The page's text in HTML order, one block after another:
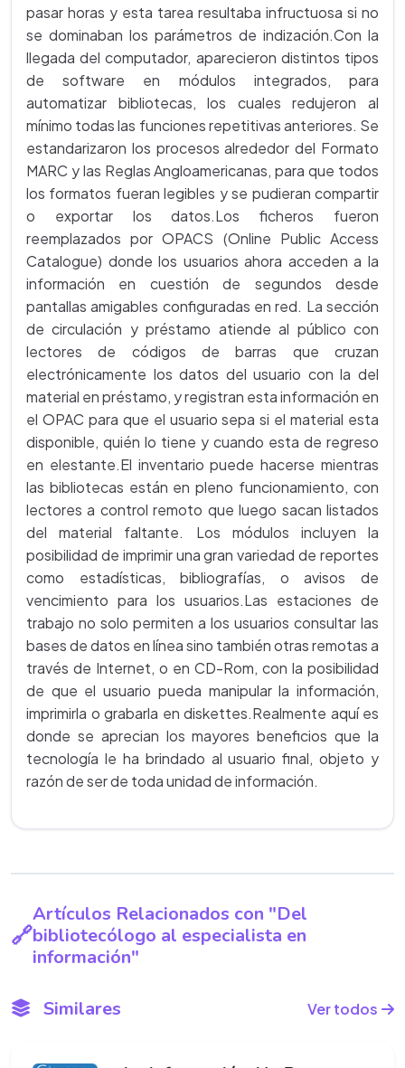
pasar horas y esta tarea resultaba infructuosa si no
se dominaban los parámetros de indización.Con la
llegada del computador, aparecieron distintos tipos
de software en módulos integrados, para
automatizar bibliotecas, los cuales redujeron al
mínimo todas las funciones repetitivas anteriores. Se
estandarizaron los procesos alrededor del Formato
MARC y las Reglas Angloamericanas, para que todos
los formatos fueran legibles y se pudieran compartir
o exportar los datos.Los ficheros fueron
reemplazados por OPACS (Online Public Access
Catalogue) donde los usuarios ahora acceden a la
información en cuestión de segundos desde
pantallas amigables configuradas en red. La sección
de circulación y préstamo atiende al público con
lectores de códigos de barras que cruzan
electrónicamente los datos del usuario con la del
material en préstamo, y registran esta información en
el OPAC para que el usuario sepa si el material esta
disponible, quién lo tiene y cuando esta de regreso
en elestante.El inventario puede hacerse mientras
las bibliotecas están en pleno funcionamiento, con
lectores a control remoto que luego sacan listados
del material faltante. Los módulos incluyen la
posibilidad de imprimir una gran variedad de reportes
como estadísticas, bibliografías, o avisos de
vencimiento para los usuarios.Las estaciones de
trabajo no solo permiten a los usuarios consultar las
bases de datos en línea sino también otras remotas a
través de Internet, o en CD-Rom, con la posibilidad
de que el usuario pueda manipular la información,
imprimirla o grabarla en diskettes.Realmente aquí es
donde se aprecian los mayores beneficios que la
tecnología le ha brindado al usuario final, objeto y
razón de ser de toda unidad de información.
Artículos Relacionados con "Del
bibliotecólogo al especialista en
información"
Similares Ver todos